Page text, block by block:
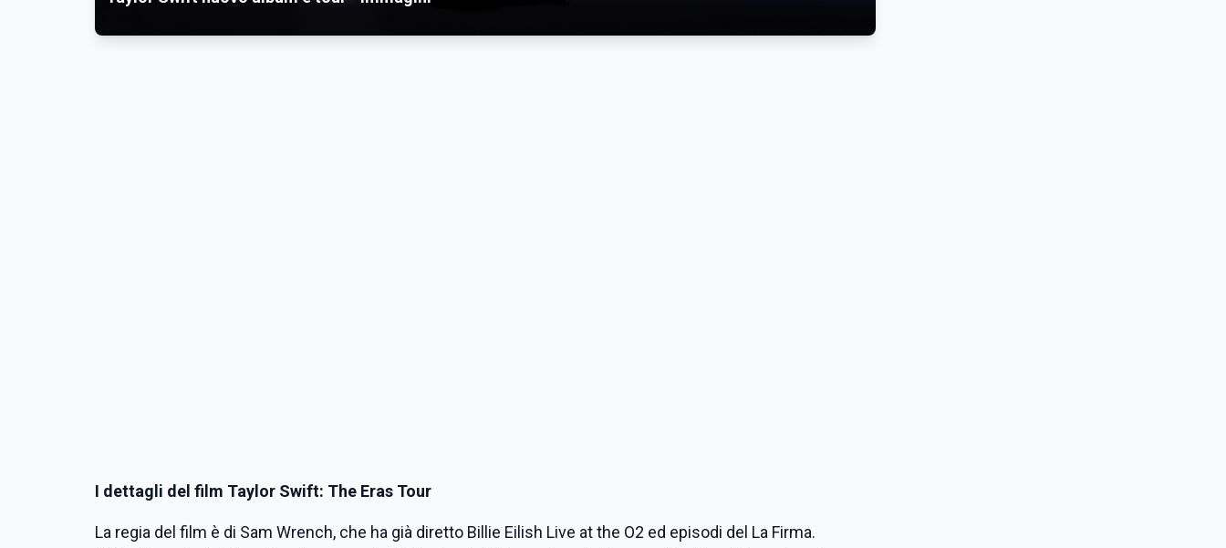
I dettagli del film Taylor Swift: The Eras Tour
La regia del film è di Sam Wrench, che ha già diretto Billie Eilish Live at the O2 ed episodi del La Firma.